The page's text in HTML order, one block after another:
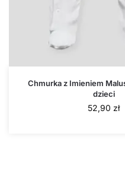
Chmurka z Imieniem
dzieci
52,90 zł